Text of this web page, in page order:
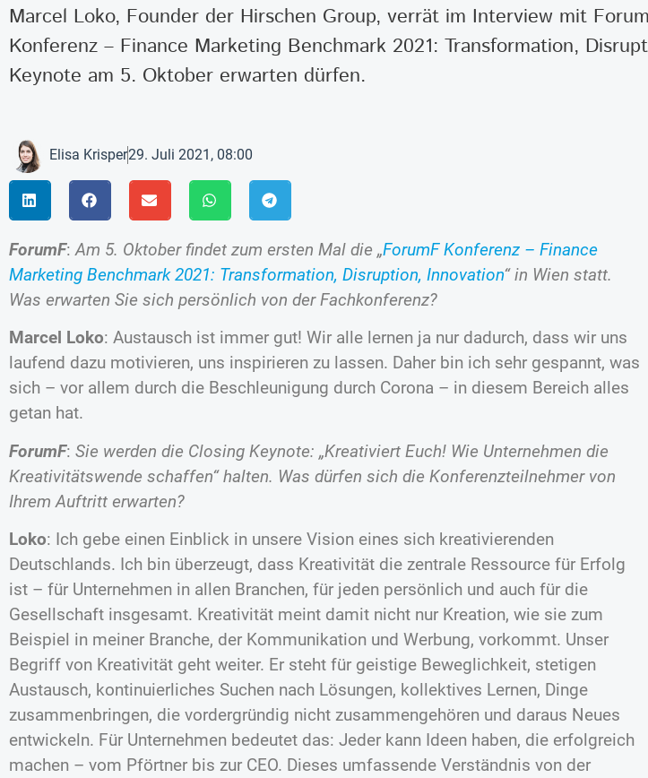
Marcel Loko, Founder der Hirschen Group, verrät im Interview mit
Konferenz – Finance Marketing Benchmark 2021: Transformation,
Keynote am 5. Oktober erwarten dürfen.
Elisa Krisper29. Juli 2021, 08:00
ForumF:Am 5. Oktober findet zum ersten Mal die „ForumF Konferenz – Finance
Marketing Benchmark 2021: Transformation, Disruption, Innovation“ in Wien statt.
Was erwarten Sie sich persönlich von der Fachkonferenz?
Marcel Loko: Austausch ist immer gut! Wir alle lernen ja nur dadurch, dass wir uns
laufend dazu motivieren, uns inspirieren zu lassen. Daher bin ich sehr gespannt, was
sich – vor allem durch die Beschleunigung durch Corona – in diesem Bereich alles
getan hat.
ForumF: Sie werden die Closing Keynote: „Kreativiert Euch! Wie Unternehmen die
Kreativitätswende schaffen“ halten. Was dürfen sich die Konferenzteilnehmer von
Ihrem Auftritt erwarten?
Loko: Ich gebe einen Einblick in unsere Vision eines sich kreativierenden
Deutschlands. Ich bin überzeugt, dass Kreativität die zentrale Ressource für Erfolg
ist – für Unternehmen in allen Branchen, für jeden persönlich und auch für die
Gesellschaft insgesamt. Kreativität meint damit nicht nur Kreation, wie sie zum
Beispiel in meiner Branche, der Kommunikation und Werbung, vorkommt. Unser
Begriff von Kreativität geht weiter. Er steht für geistige Beweglichkeit, stetigen
Austausch, kontinuierliches Suchen nach Lösungen, kollektives Lernen, Dinge
zusammenbringen, die vordergründig nicht zusammengehören und daraus Neues
entwickeln. Für Unternehmen bedeutet das: Jeder kann Ideen haben, die erfolgreich
machen – vom Pförtner bis zur CEO. Dieses umfassende Verständnis von der